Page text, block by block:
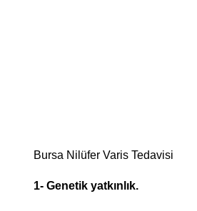
Bursa Nilüfer Varis Tedavisi
1- Genetik yatkınlık.